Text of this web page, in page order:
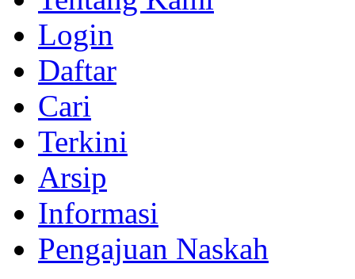
Login
Daftar
Cari
Terkini
Arsip
Informasi
Pengajuan Naskah